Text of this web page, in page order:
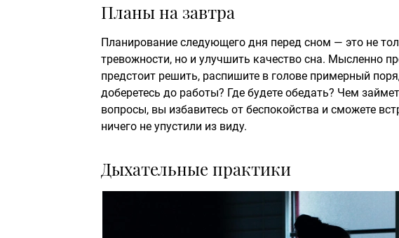
Планы на завтра
Планирование следующего дня перед сном — это не
тревожности, но и улучшить качество сна. Мысленно
предстоит решить, распишите в голове примерный
доберетесь до работы? Где будете обедать? Чем
вопросы, вы избавитесь от беспокойства и сможете
ничего не упустили из виду.
Дыхательные практики